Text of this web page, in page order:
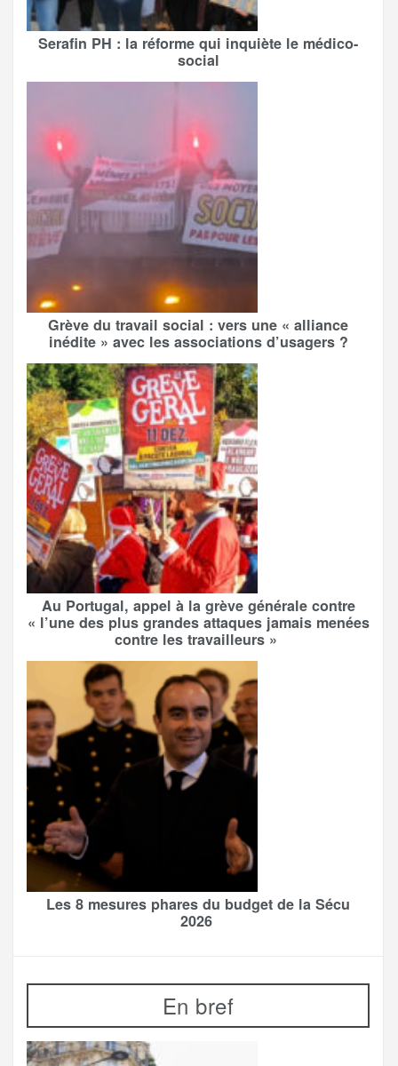
Serafin PH : la réforme qui inquiète le médico-
social
Grève du travail social : vers une « alliance
inédite » avec les associations d’usagers ?
Au Portugal, appel à la grève générale contre
« l’une des plus grandes attaques jamais menées
contre les travailleurs »
Les 8 mesures phares du budget de la Sécu
2026
En bref